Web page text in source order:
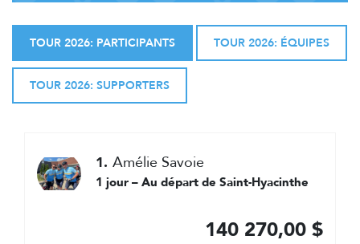
TOUR 2026: PARTICIPANTS TOUR 2026: ÉQUIPES
TOUR 2026: SUPPORTERS
1. Amélie Savoie
1 jour – Au départ de Saint-Hyacinthe
140 270,00 $